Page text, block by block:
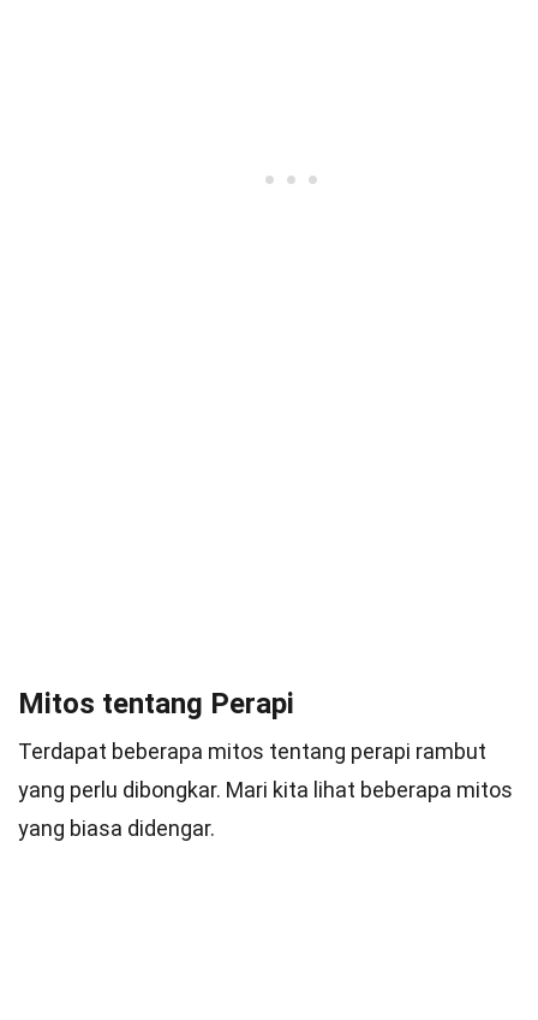
Mitos tentang Perapi
Terdapat beberapa mitos tentang perapi rambut
yang perlu dibongkar. Mari kita lihat beberapa mitos
yang biasa didengar.